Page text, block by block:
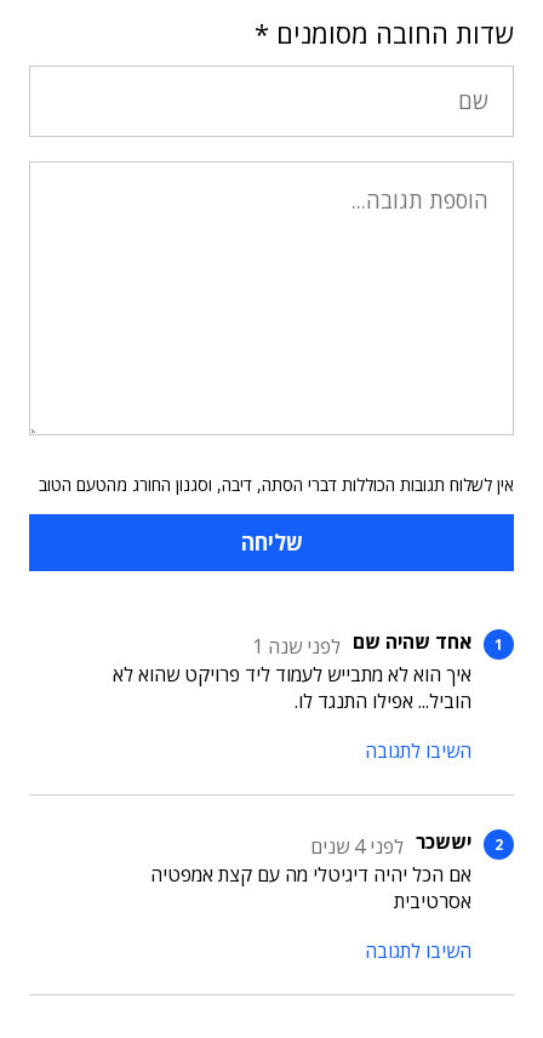
שדות החובה מסומנים *
אין לשלוח תגובות הכוללות דברי הסתה, דיבה, וסגנון החורג מהטעם הטוב
אחד שהיה שם לפני שנה 1
איך הוא לא מתבייש לעמוד ליד פרויקט שהוא לא
הוביל... אפילו התנגד לו.
השיבו לתגובה
יששכר לפני 4 שנים
אם הכל יהיה דיגיטלי מה עם קצת אמפטיה
אסרטיבית
השיבו לתגובה